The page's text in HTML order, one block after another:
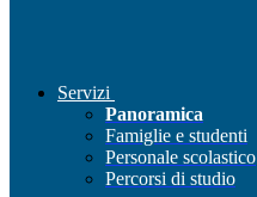
Servizi
Panoramica
Famiglie e studenti
Personale scolastico
Percorsi di studio